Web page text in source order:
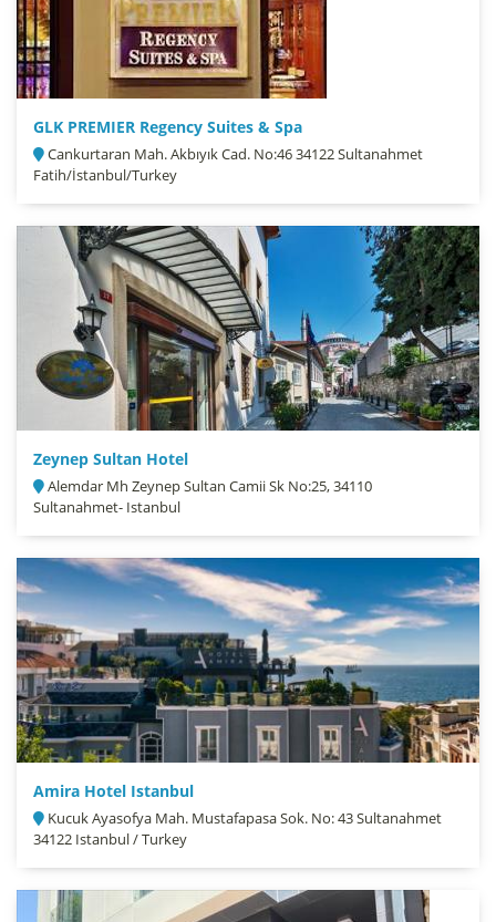
GLK PREMIER Regency Suites & Spa
Cankurtaran Mah. Akbıyık Cad. No:46 34122 Sultanahmet
Fatih/İstanbul/Turkey
Zeynep Sultan Hotel
Alemdar Mh Zeynep Sultan Camii Sk No:25, 34110
Sultanahmet- Istanbul
Amira Hotel Istanbul
Kucuk Ayasofya Mah. Mustafapasa Sok. No: 43 Sultanahmet
34122 Istanbul / Turkey